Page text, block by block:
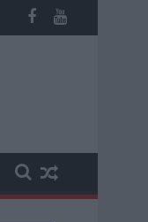
kimaradás is